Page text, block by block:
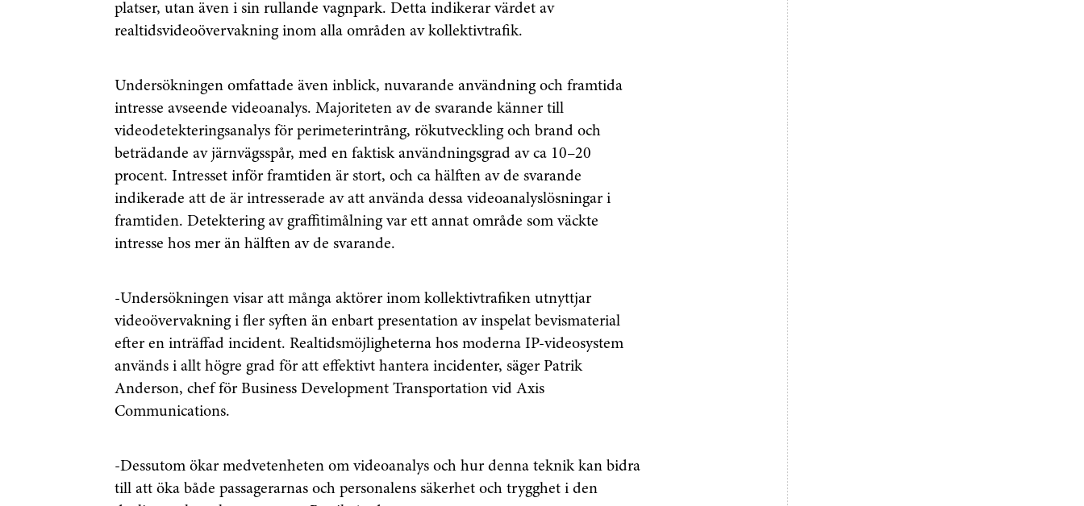
platser, utan även i sin rullande vagnpark. Detta indikerar värdet av
realtidsvideoövervakning inom alla områden av kollektivtrafik.
Undersökningen omfattade även inblick, nuvarande användning och framtida
intresse avseende videoanalys. Majoriteten av de svarande känner till
videodetekteringsanalys för perimeterintrång, rökutveckling och brand och
beträdande av järnvägsspår, med en faktisk användningsgrad av ca 10–20
procent. Intresset inför framtiden är stort, och ca hälften av de svarande
indikerade att de är intresserade av att använda dessa videoanalyslösningar i
framtiden. Detektering av graffitimålning var ett annat område som väckte
intresse hos mer än hälften av de svarande.
-Undersökningen visar att många aktörer inom kollektivtrafiken utnyttjar
videoövervakning i fler syften än enbart presentation av inspelat bevismaterial
efter en inträffad incident. Realtidsmöjligheterna hos moderna IP-videosystem
används i allt högre grad för att effektivt hantera incidenter, säger Patrik
Anderson, chef för Business Development Transportation vid Axis
Communications.
-Dessutom ökar medvetenheten om videoanalys och hur denna teknik kan bidra
till att öka både passagerarnas och personalens säkerhet och trygghet i den
Genom att klicka på "Prenumerera" ger du samtycke till att vi
sparar och använder dina personuppgifter i enlighet med vår